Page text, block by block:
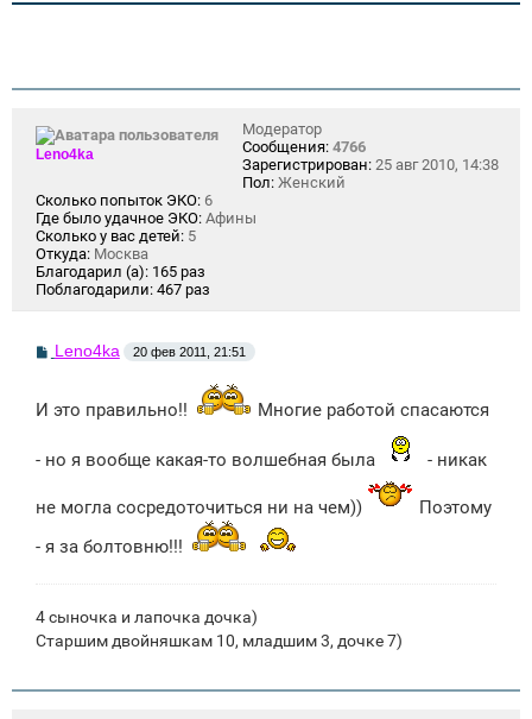
Leno4ka
Модератор
Сообщения: 4766
Зарегистрирован: 25 авг 2010, 14:38
Пол: Женский
Сколько попыток ЭКО: 6
Где было удачное ЭКО: Афины
Сколько у вас детей: 5
Откуда: Москва
Благодарил (а): 165 раз
Поблагодарили: 467 раз
С
о
щ
и
Leno4ka 20 фев 2011, 21:51
И это правильно!! Многие работой спасаются
- но я вообще какая-то волшебная была - никак
не могла сосредоточиться ни на чем))
Поэтому
- я за болтовню!!!
4 сыночка и лапочка дочка)
Старшим двойняшкам 10, младшим 3, дочке 7)